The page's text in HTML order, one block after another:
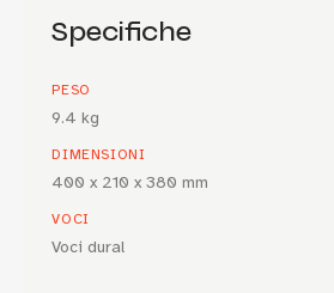
Specifiche
PESO
9.4 kg
DIMENSIONI
400 x 210 x 380 mm
VOCI
Voci dural